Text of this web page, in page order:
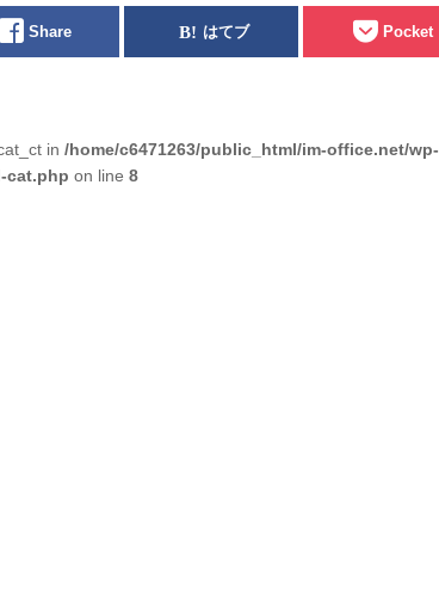
Share はてブ Pocket
in /home/c6471263/public_html/im-office.net/wp-
cat.php on line 8